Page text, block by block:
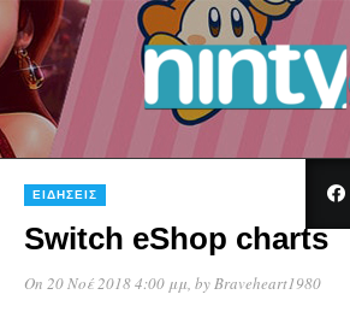
ΕΙΔΉΣΕΙΣ
Switch eShop charts
On 20 Νοέ 2018 4:00 μμ, byBraveheart1980